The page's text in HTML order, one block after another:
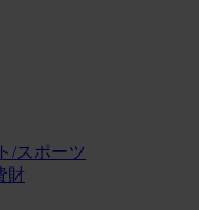
/スポーツ
財